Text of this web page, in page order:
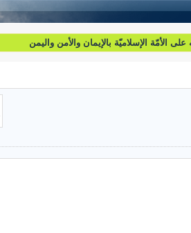
البريد التّالي: